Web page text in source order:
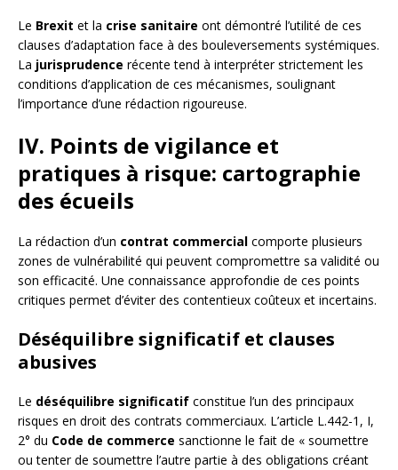
Le Brexit et la crise sanitaire ont démontré l’utilité de ces
clauses d’adaptation face à des bouleversements systémiques.
La jurisprudence récente tend à interpréter strictement les
conditions d’application de ces mécanismes, soulignant
l’importance d’une rédaction rigoureuse.
IV. Points de vigilance et
pratiques à risque: cartographie
des écueils
La rédaction d’un contrat commercial comporte plusieurs
zones de vulnérabilité qui peuvent compromettre sa validité ou
son efficacité. Une connaissance approfondie de ces points
critiques permet d’éviter des contentieux coûteux et incertains.
Déséquilibre significatif et clauses
abusives
Le déséquilibre significatif constitue l’un des principaux
risques en droit des contrats commerciaux. L’article L.442-1, I,
2° du Code de commerce sanctionne le fait de « soumettre
ou tenter de soumettre l’autre partie à des obligations créant